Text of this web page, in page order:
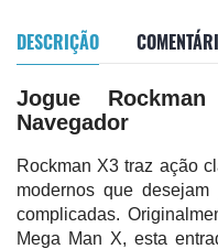
DESCRIÇÃO
Jogue
Navegador
Rockman X3 traz ação
modernos que
complicadas.
Mega Man X, esta